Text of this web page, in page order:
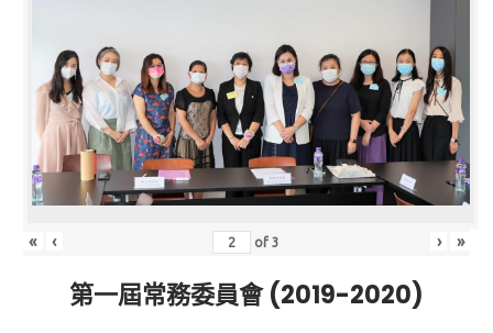
« ‹ of3 › »
第一屆常務委員會 (2019-2020)